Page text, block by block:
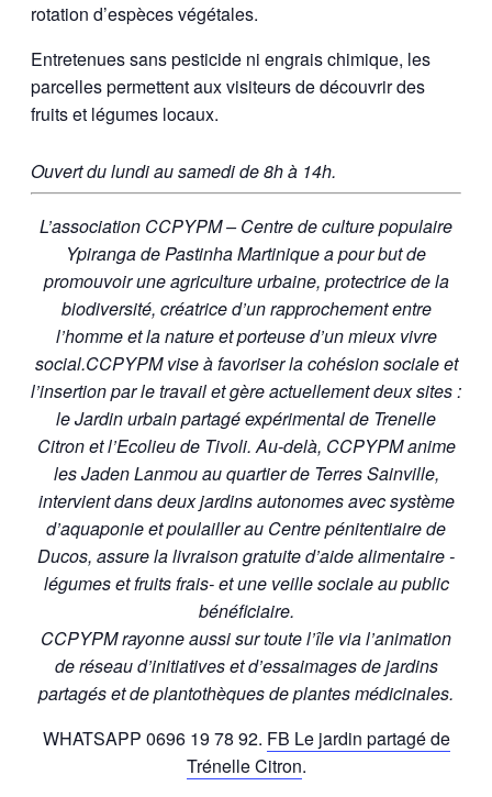
rotation d’espèces végétales.
Entretenues sans pesticide ni engrais chimique, les
parcelles permettent aux visiteurs de découvrir des
fruits et légumes locaux.
Ouvert du lundi au samedi de 8h à 14h.
L’association CCPYPM – Centre de culture populaire
Ypiranga de Pastinha Martinique a pour but de
promouvoir une agriculture urbaine, protectrice de la
biodiversité, créatrice d’un rapprochement entre
l’homme et la nature et porteuse d’un mieux vivre
social.CCPYPM vise à favoriser la cohésion sociale et
l’insertion par le travail et gère actuellement deux sites :
le Jardin urbain partagé expérimental de Trenelle
Citron et l’Ecolieu de Tivoli. Au-delà, CCPYPM anime
les Jaden Lanmou au quartier de Terres Sainville,
intervient dans deux jardins autonomes avec système
d’aquaponie et poulailler au Centre pénitentiaire de
Ducos, assure la livraison gratuite d’aide alimentaire -
légumes et fruits frais- et une veille sociale au public
bénéficiaire.
CCPYPM rayonne aussi sur toute l’île via l’animation
de réseau d’initiatives et d’essaimages de jardins
partagés et de plantothèques de plantes médicinales.
WHATSAPP 0696 19 78 92. FB Le jardin partagé de
Trénelle Citron.